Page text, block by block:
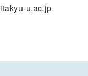
u.ac.jp